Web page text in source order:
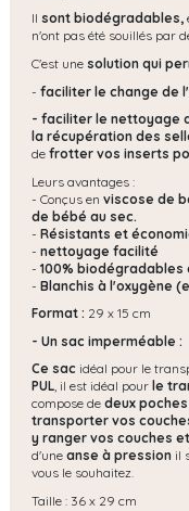
Il sont biodégradables,
n'ont pas été souillés par
C'est une solution qui
- faciliter le change de
- faciliter le nettoyage
la récupération des
de frotter vos inserts
Leurs avantages :
- Conçus en viscose de
de bébé au sec.
- Résistants et
- nettoyage facilité
- 100%
- Blanchis à l'oxygène
Format : 29 x 15 cm
- Un sac imperméable :
Ce sac idéal pour le
PUL, il est idéal pour le
compose de deux poches
transporter vos
y ranger vos couches
d'une anse à pression il
vous le souhaitez.
Taille : 36 x 29 cm